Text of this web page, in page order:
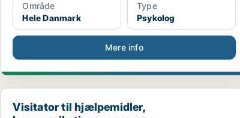
Område
Hele Danmark
Type
Psykolog
Mere info
Visitator til hjælpemidler, kommunikationssager og...
Visitator til hjælpemidler,